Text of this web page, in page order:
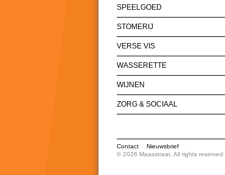
SPEELGOED
STOMERIJ
VERSE VIS
WASSERETTE
WIJNEN
ZORG & SOCIAAL
Contact
Nieuwsbrief
© 2026 Maasstraat, All rights reserved